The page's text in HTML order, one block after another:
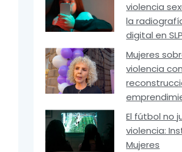
violencia
la
digital en SLP
Mujeres
violencia
El fútbol no
violencia:
Mujeres